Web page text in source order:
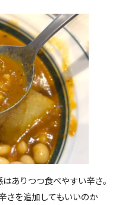
ありつつ食べやすい辛さ。
さを追加してもいいのか